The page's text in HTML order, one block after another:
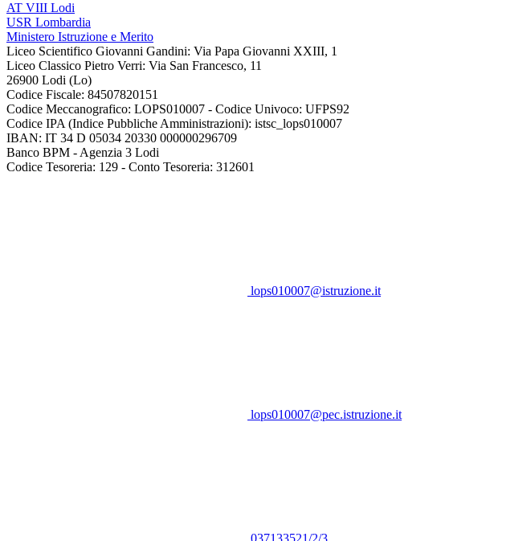
AT VIII Lodi
USR Lombardia
Ministero Istruzione e Merito
Liceo Scientifico Giovanni Gandini: Via Papa Giovanni XXIII, 1
Liceo Classico Pietro Verri: Via San Francesco, 11
26900 Lodi (Lo)
Codice Fiscale: 84507820151
Codice Meccanografico: LOPS010007 - Codice Univoco: UFPS92
Codice IPA (Indice Pubbliche Amministrazioni): istsc_lops010007
IBAN: IT 34 D 05034 20330 000000296709
Banco BPM - Agenzia 3 Lodi
Codice Tesoreria: 129 - Conto Tesoreria: 312601
lops010007@istruzione.it
lops010007@pec.istruzione.it